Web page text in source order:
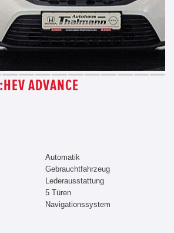
ADVANCE
Automatik
Gebrauchtfahrzeug
Lederausstattung
5 Türen
Navigationssystem